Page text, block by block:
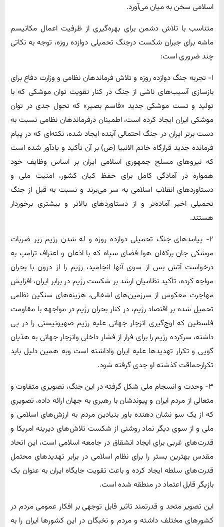
اسلامی سخن به میان می‌آورد.
متناسب با تلاش دشمن برای بهره‌گیری از ظرفیت اعمال مکانیسم
ماشه برای جبران شکست درجنگ تحمیلی دوازده روزه، توجه به نکاتی
چند ضروری است:
۱- تجربه جنگ دوازده روزه و تلاش فرماندهان نظامی و وزارت دفاع برای
بازسازی آسیب‌های ناشی از جنگ در کنار تقویت توان موشکی که با
تولید و تست موشکی جدید «قاسم بصیر» که تحول جدی در توان
موشکی ایران ایجاد کرده است، اطمینان درفرماندهان نظامی نسبت به
دست برتر ایران در جنگ احتمالی آینده ایجاد شده، نکته‌ای که در پیام
فرمانده جدید قرارگاه خاتم الانبیا (ص) بر آن تأکید و یادآور شده است
که نیروهای مسلح جمهوری اسلامی ایران بر اساس وظایف خود
همواره در آمادگی کامل برای حفظ کیان کشور، امنیت ملی و
دستاوردهای انقلاب اسلامی به سر می‌برند و نسبت به قبل از جنگ
تحمیلی اخیر آماده‌تر و از دستاوردهای بالاتر و بیشتری برخوردار
هستند.
۲- پیامدهای جنگ تحمیلی دوازده روزه و له شدن رژیم زیر ضربات
موشکی جان برکفان هوا فضای سپاه که با اذعان و اعتراف ترامپ به
درخواست آتش بس از سوی آنها انجامید، رژیم را از درون با بحران
مواجه کرده، تأکید نظامیان ارشد بر شکست رژیم در برابر ایران، افزایش
مهاجرت معکوس از سرزمین‌های اشغالی، هزینه‌های سنگین نظامی
تحمیل شده بر اقتصاد رژیم، در کنار بحران رژیم در مواجهه با مقاومت
فلسطین که اوج‌گیری انزجار جهانی علیه رژیم صهیونیستی را در پی
داشته، سرکرده رژیم را برای فرار از فشار داخلی وانزجار جهانی به هذیان
گویی و تکرار تهدیدها علیه ایران واداشته است وبه همین دلیل باید
تکرارحماقت کذشته او جدی گرفته شود.
۳- وحدت و انسجام ملی شکل گرفته در این جنگ، تصویری متفاوت و
متعالی از مردم ایران و پیوندشان با رهبری به جهان ارائه داده، تصویری
که از یک سو نشان دهنده باور بنیادین مردم به ارزش‌های اسلامی و
ملی و از سوی دیگر نماد روشنی از شکست تلاش‌های دیرینه امریکا و
قدرت‌های غربی برای ایجاد انشقاق در جامعه اسلامی است، این اتحاد
مقدس بهترین بستر را برای نظام اسلامی در برابر تهدیدهای محتمل
قدرت‌های سلطه ایجاد کرده و باعث تقویت جایگاه ایران به عنوان یک
بازیگر قابل اعتماد در منطقه شده است.
این تصویر متحد و قدرتمند تاثیر قابل توجهی بر افکار عمومی مردم در
کشورهای مختلف داشته و مردم و نخبگان در این کشورها ایران را به